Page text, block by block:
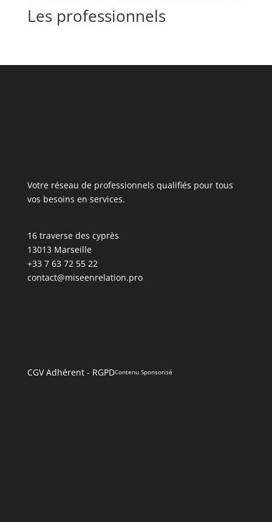
Les professionnels
Votre réseau de professionnels qualifiés pour tous
vos besoins en services.
16 traverse des cyprès
13013 Marseille
+33 7 63 72 55 22
contact@miseenrelation.pro
CGV Adhérent- RGPDContenu Sponsorisé